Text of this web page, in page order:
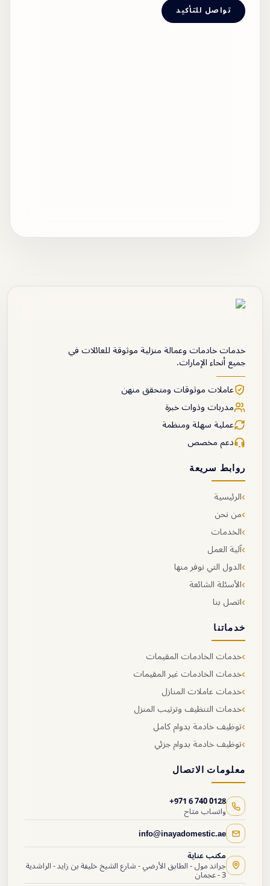
تواصل للتأكيد
خدمات خادمات وعمالة منزلية موثوقة للعائلات في
جميع أنحاء الإمارات.
عاملات موثوقات ومتحقق منهن
مدربات وذوات خبرة
عملية سهلة ومنظمة
دعم مخصص
روابط سريعة
›الرئيسية
›من نحن
›الخدمات
›آلية العمل
›الدول التي نوفر منها
›الأسئلة الشائعة
›اتصل بنا
خدماتنا
›خدمات الخادمات المقيمات
›خدمات الخادمات غير المقيمات
›خدمات عاملات المنازل
›خدمات التنظيف وترتيب المنزل
›توظيف خادمة بدوام كامل
›توظيف خادمة بدوام جزئي
معلومات الاتصال
+971 6 740 0128
واتساب متاح
info@inayadomestic.ae
مكتب عناية
جراند مول - الطابق الأرضي - شارع الشيخ خليفة بن زايد - الراشدية
3 - عجمان